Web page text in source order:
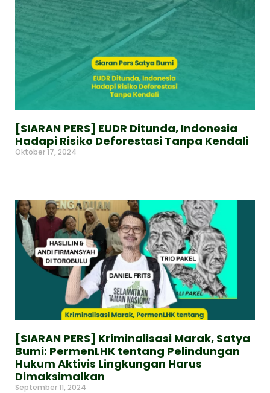
[SIARAN PERS] EUDR Ditunda, Indonesia
Hadapi Risiko Deforestasi Tanpa Kendali
Oktober 17, 2024
[SIARAN PERS] Kriminalisasi Marak, Satya
Bumi: PermenLHK tentang Pelindungan
Hukum Aktivis Lingkungan Harus
Dimaksimalkan
September 11, 2024